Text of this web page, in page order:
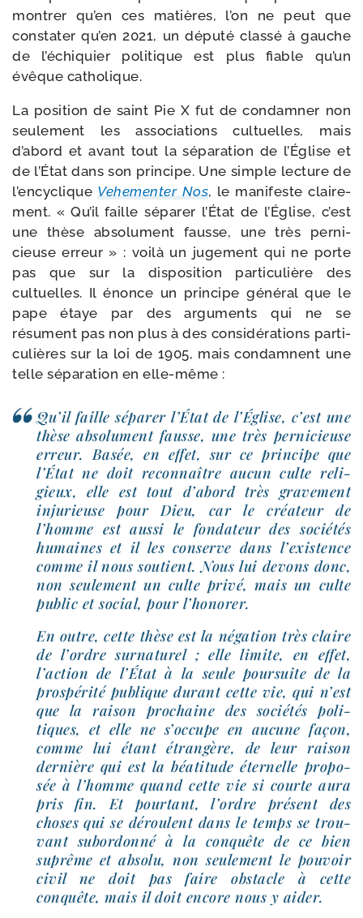
mon­trer qu’en ces matières, l’on ne peut que
consta­ter qu’en 2021, un dépu­té clas­sé à gauche
de l’é­chi­quier poli­tique est plus fiable qu’un
évêque catholique.
La posi­tion de saint Pie X fut de condam­ner non
seule­ment les asso­cia­tions cultuelles, mais
d’abord et avant tout la sépa­ra­tion de l’Église et
de l’État dans son prin­cipe. Une simple lec­ture de
l’encyclique Vehementer Nos, le mani­feste clai­re­
ment. « Qu’il faille sépa­rer l’État de l’Église, c’est
une thèse abso­lu­ment fausse, une très per­ni­
cieuse erreur » : voi­là un juge­ment qui ne porte
pas que sur la dis­po­si­tion par­ti­cu­lière des
cultuelles. Il énonce un prin­cipe géné­ral que le
pape étaye par des argu­ments qui ne se
résument pas non plus à des consi­dé­ra­tions par­ti­
cu­lières sur la loi de 1905, mais condamnent une
telle sépa­ra­tion en elle-même :
Qu’il faille sépa­rer l’État de l’Église, c’est une
thèse abso­lu­ment fausse, une très per­ni­cieuse
erreur. Basée, en effet, sur ce prin­cipe que
l’État ne doit recon­naître aucun culte reli­
gieux, elle est tout d’abord très gra­ve­ment
inju­rieuse pour Dieu, car le créa­teur de
l’homme est aus­si le fon­da­teur des socié­tés
humaines et il les conserve dans l’existence
comme il nous sou­tient. Nous lui devons donc,
non seule­ment un culte pri­vé, mais un culte
public et social, pour l’honorer.
En outre, cette thèse est la néga­tion très claire
de l’ordre sur­na­tu­rel ; elle limite, en effet,
l’action de l’État à la seule pour­suite de la
pros­pé­ri­té publique durant cette vie, qui n’est
que la rai­son pro­chaine des socié­tés poli­
tiques, et elle ne s’occupe en aucune façon,
comme lui étant étran­gère, de leur rai­son
der­nière qui est la béa­ti­tude éter­nelle pro­po­
sée à l’homme quand cette vie si courte aura
pris fin. Et pour­tant, l’ordre pré­sent des
choses qui se déroulent dans le temps se trou­
vant subor­don­né à la conquête de ce bien
suprême et abso­lu, non seule­ment le pou­voir
civil ne doit pas faire obs­tacle à cette
conquête, mais il doit encore nous y aider.